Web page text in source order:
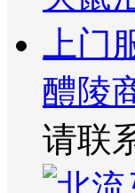
醴陵
请联